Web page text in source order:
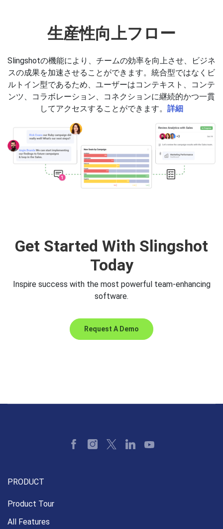
生産性向上フロー
Slingshotの機能により、チームの効率を向上させ、ビジネ
スの成果を加速させることができます。統合型ではなくビ
ルトイン型であるため、ユーザーはコンテキスト、コンテ
ンツ、コラボレーション、コネクションに継続的かつ一貫
してアクセスすることができます。 詳細
Get Started With Slingshot
Today
Inspire success with the most powerful team-enhancing
software.
Request A Demo
PRODUCT
Product Tour
All Features